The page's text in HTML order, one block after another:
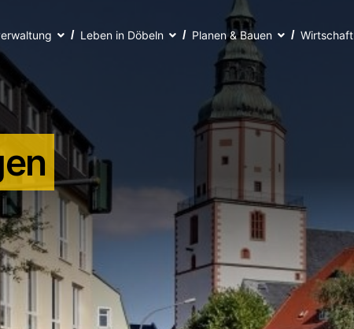
Leben in Döbeln Planen & Bauen Wirtschaft